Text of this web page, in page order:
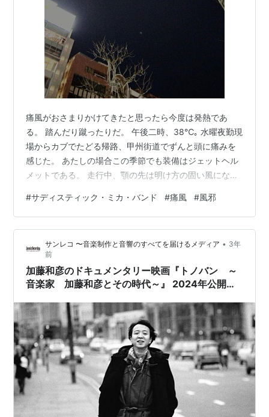
痛風がおさまりかけてきたと思ったら今度は発熱であ
る。 踏んだり蹴ったりだ。 午後二時、38℃｡ 水曜夜勤現
場からカブでたどる帰路、甲州街道でずんと頭に痛みを
感じた。 あたしの場合この季節でも装備はジェットヘル
メットである。 走行中、顎の先は明け方の固い風になぶ
攻め込んでくる。 なのでちょうどアイスを食べたときの
ような痛みだと、この朝の冷え込みに畏れ入った。 なら
ば痛風の発作も治まりかけていることだし、帰ったらワ
ンカップの熱燗一杯くらいいいだろうと。 芯からあった
めようと。 それがよろしくなかったのだろう。 昼過ぎに
目覚めると顔がむくんでいた。 …
#サディスティック・ミカ・バンド #痛風 #風邪
サンレコ 〜音楽制作と音響のすべてを届けるメディア • 3年
前
加藤和彦のドキュメンタリー映画『トノバン ～
音楽家 加藤和彦とその時代～』 2024年公開決